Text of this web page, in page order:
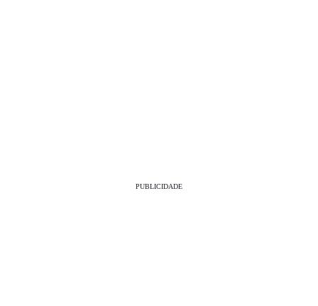
PUBLICIDADE